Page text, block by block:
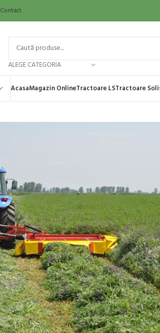
Contact
ALEGE CATEGORIA
AcasaMagazin OnlineTractoare LSTractoare